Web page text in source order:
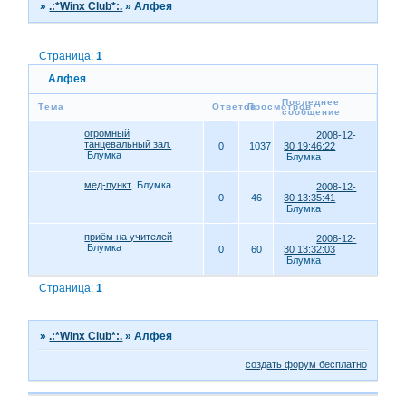
».:*Winx Club*:. »Алфея
Алфея
Страница:1
Тема ОтветовПросмотров
Последнее
сообщение
огромный
танцевальный зал.
Блумка
0 1037
2008-12-
30 19:46:22
Блумка
мед-пункт Блумка
0
46
2008-12-
30 13:35:41
Блумка
приём на учителей
Блумка
0 60
2008-12-
30 13:32:03
Блумка
Страница:1
».:*Winx Club*:. »Алфея
создать форум бесплатно